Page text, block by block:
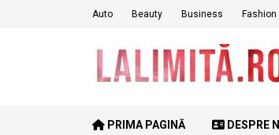
Auto Beauty Business Fashion
PRIMA PAGINĂ DESPRE